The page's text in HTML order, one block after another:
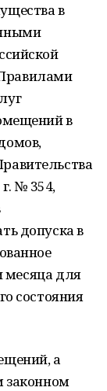
в
в
№ 354,
допуска в
месяца для
состояния
а
законном